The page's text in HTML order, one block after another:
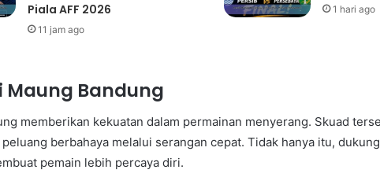
Piala AFF 2026
11 jam ago
1 hari ago
Maung Bandung
memberikan kekuatan dalam permainan menyerang. Skuad
berbahaya melalui serangan cepat. Tidak hanya itu,
pemain lebih percaya diri.